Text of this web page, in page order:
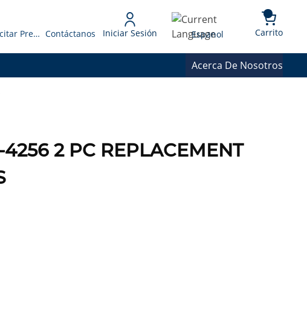
Solicitar Presupuesto Contáctanos Iniciar Sesión Language
Espanol Carrito{0}
Acerca De Nosotros
2 PC REPLACEMENT